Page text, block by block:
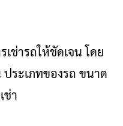
ช่ารถให้ชัดเจน โดย
ระเภทของรถ ขนาด
ช่า